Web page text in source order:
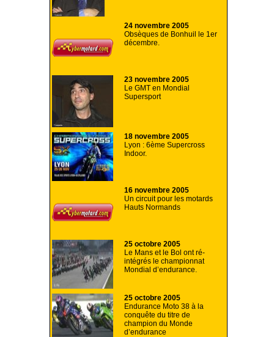
24 novembre 2005
Obsèques de Bonhuil le 1er
décembre.
23 novembre 2005
Le GMT en Mondial
Supersport
18 novembre 2005
Lyon : 6ème Supercross
Indoor.
16 novembre 2005
Un circuit pour les motards
Hauts Normands
25 octobre 2005
Le Mans et le Bol ont ré-
intégrés le championnat
Mondial d’endurance.
25 octobre 2005
Endurance Moto 38 à la
conquête du titre de
champion du Monde
d’endurance